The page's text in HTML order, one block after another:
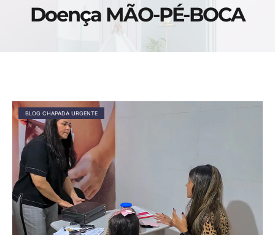
Doença MÃO-PÉ-BOCA
BLOG CHAPADA URGENTE